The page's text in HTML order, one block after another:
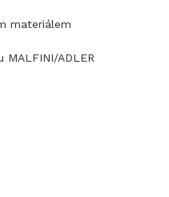
materiálem
ADLER